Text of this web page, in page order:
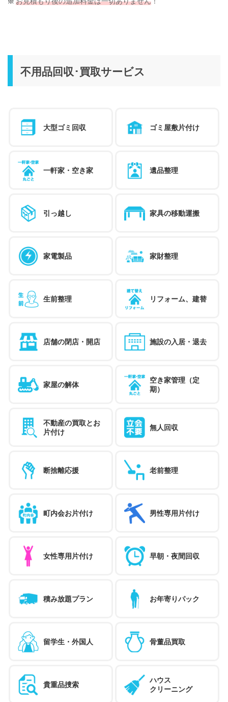
不用品回収･買取サービス
大型ゴミ回収 ゴミ屋敷片付け
一軒家・空き家 遺品整理
引っ越し 家具の移動運搬
家電製品 家財整理
生前整理 リフォーム、建替
店舗の閉店・開店 施設の入居・退去
家屋の解体
空き家管理（定
期）
不動産の買取とお
片付け
無人回収
断捨離応援 老前整理
町内会お片付け 男性専用片付け
女性専用片付け 早朝・夜間回収
積み放題プラン お年寄りパック
留学生・外国人 骨董品買取
貴重品捜索
ハウス
クリーニング